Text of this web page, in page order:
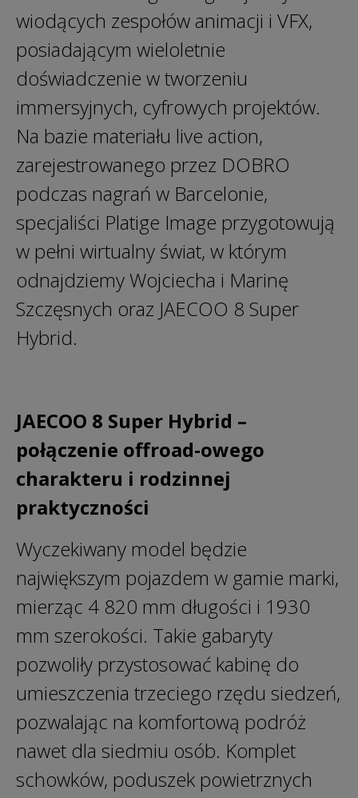
wiodących zespołów animacji i VFX,
posiadającym wieloletnie
doświadczenie w tworzeniu
immersyjnych, cyfrowych projektów.
Na bazie materiału live action,
zarejestrowanego przez DOBRO
podczas nagrań w Barcelonie,
specjaliści Platige Image przygotowują
w pełni wirtualny świat, w którym
odnajdziemy Wojciecha i Marinę
Szczęsnych oraz JAECOO 8 Super
Hybrid.
JAECOO 8 Super Hybrid –
połączenie offroad-owego
charakteru i rodzinnej
praktyczności
Wyczekiwany model będzie
największym pojazdem w gamie marki,
mierząc 4 820 mm długości i 1930
mm szerokości. Takie gabaryty
pozwoliły przystosować kabinę do
umieszczenia trzeciego rzędu siedzeń,
pozwalając na komfortową podróż
nawet dla siedmiu osób. Komplet
schowków, poduszek powietrznych